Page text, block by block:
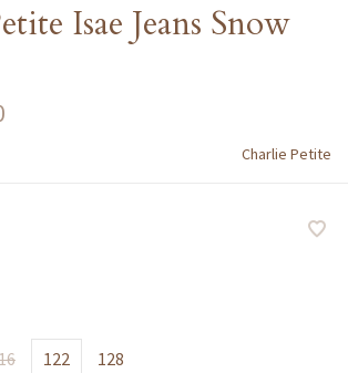
Isae Jeans Snow
Charlie Petite
122 128